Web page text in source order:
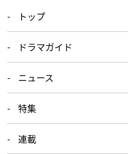
トップ
ドラマガイド
ニュース
特集
連載